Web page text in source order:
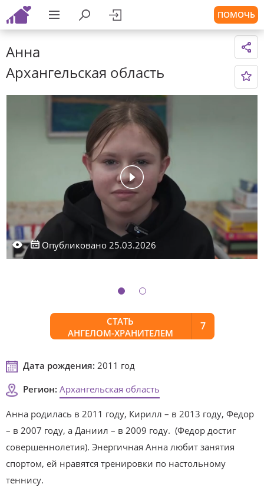
ПОМОЧЬ
Анна
Архангельская область
Опубликовано 25.03.2026
СТАТЬ
АНГЕЛОМ-ХРАНИТЕЛЕМ
7
Дата рождения: 2011 год
Регион: Архангельская область
Анна родилась в 2011 году, Кирилл – в 2013 году, Федор
– в 2007 году, а Даниил – в 2009 году. (Федор достиг
совершеннолетия). Энергичная Анна любит занятия
спортом, ей нравятся тренировки по настольному
теннису.